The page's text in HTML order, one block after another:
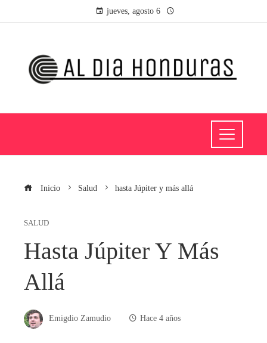
jueves, agosto 6
Inicio Salud hasta Júpiter y más allá
SALUD
Hasta Júpiter Y Más
Allá
Emigdio Zamudio Hace 4 años